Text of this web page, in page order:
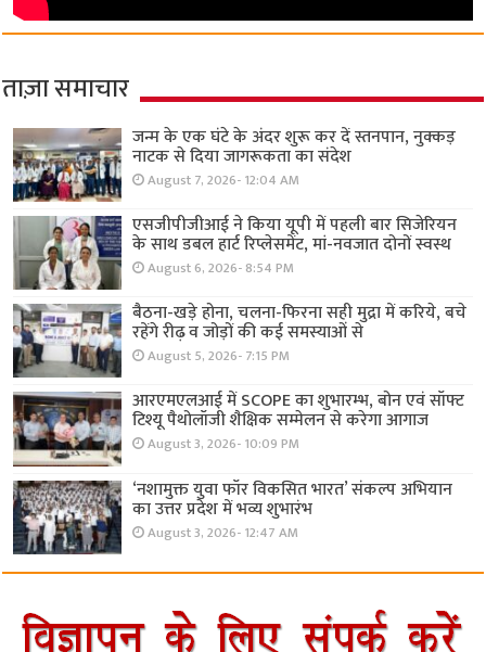
ताज़ा समाचार
जन्म के एक घंटे के अंदर शुरू कर दें स्तनपान, नुक्कड़
नाटक से दिया जागरूकता का संदेश
August 7, 2026- 12:04 AM
एसजीपीजीआई ने किया यूपी में पहली बार सिजेरियन
के साथ डबल हार्ट रिप्लेसमेंट, मां-नवजात दोनों स्वस्थ
August 6, 2026- 8:54 PM
बैठना-खड़े होना, चलना-फिरना सही मुद्रा में करिये, बचे
रहेंगे रीढ़ व जोड़ों की कई समस्याओं से
August 5, 2026- 7:15 PM
आरएमएलआई में SCOPE का शुभारम्भ, बोन एवं सॉफ्ट
टिश्यू पैथोलॉजी शैक्षिक सम्मेलन से करेगा आगाज
August 3, 2026- 10:09 PM
‘नशामुक्त युवा फॉर विकसित भारत’ संकल्प अभियान
का उत्तर प्रदेश में भव्य शुभारंभ
August 3, 2026- 12:47 AM